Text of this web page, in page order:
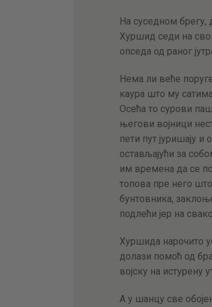
На суседном
Хуршид седи на
опседа од раног
Нема ли веће
каура што му
Осећа то сурови
његови војници
пети пут јуришају и
остављајући за
им времена да се
топова пре него
бунтовника,
подлећи јер на
Хуршида нарочито
долази помоћ од
војску на истурену
А у шанцу све